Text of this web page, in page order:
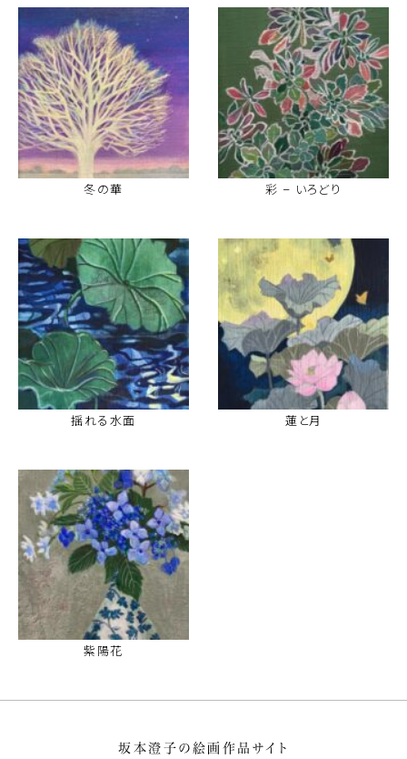
冬の華 彩 – いろどり
揺れる水面 蓮と月
紫陽花
坂本澄子の絵画作品サイト